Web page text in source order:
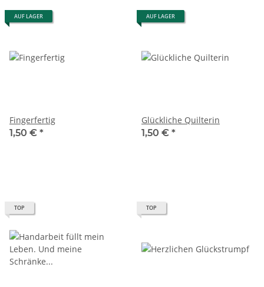
AUF LAGER
Fingerfertig
1,50 € *
AUF LAGER
Glückliche Quilterin
1,50 € *
TOP TOP